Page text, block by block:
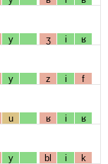
y ʒ i ʁ
y z i f
u ʁ i ʁ
y bl i k